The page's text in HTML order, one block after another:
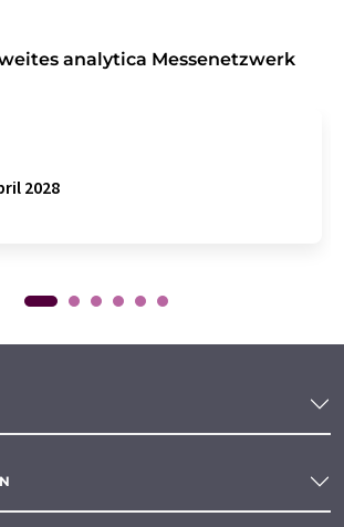
analytica Messenetzwerk
2028